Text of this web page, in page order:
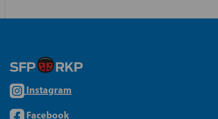
Instagram
Facebook